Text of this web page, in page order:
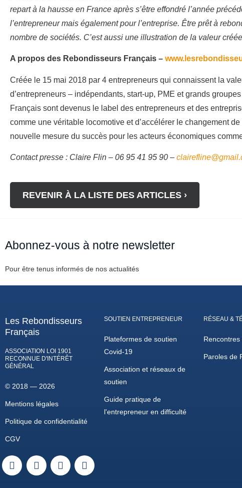
repart à la hausse en France après s’être effondré l’année
l’entrepreneur mais également pour l’entreprise. Être prêt à
nombre de sociétés. C’est aussi une illustration de la valeur
A propos des Rebondisseurs Français –
Créée le 15 mai 2018 par 4 entrepreneurs qui connaissent la
d’entrepreneurs – indépendants, start-up, PME et grands
Français sont devenus le label des entrepreneurs et des
comme une véritable locomotive et d’accélérer le changement
nouvelle mesure du succès pour les acteurs économiques
Contact presse : Claire Flin – 06 95 41 95 90 –
REVENIR À LA LISTE DES ARTICLES ›
Abonnez-vous à notre newsletter
Pour être tenus informés de nos actualités
Les Rebondisseurs
Français
ASSOCIATION LOI 1901
RECONNUE D'INTÉRÊT
GÉNÉRAL
© 2018 — 2026
Mentions légales
Politique de confidentialité
CGV
SOUTIEN ENTREPRENEUR
Plateformes de soutien
Covid-19
Association et réseaux de
soutien
Guide pratique de
l'entrepreneur en difficulté
RÉSEAU &
Paroles de